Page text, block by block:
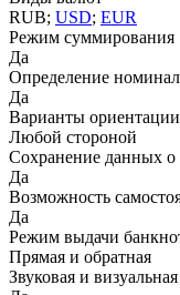
RUB; USD; EUR
Режим суммирования
Да
Определение
Да
Варианты
Любой стороной
Сохранение данных о
Да
Возможность
Да
Режим выдачи
Прямая и обратная
Звуковая и